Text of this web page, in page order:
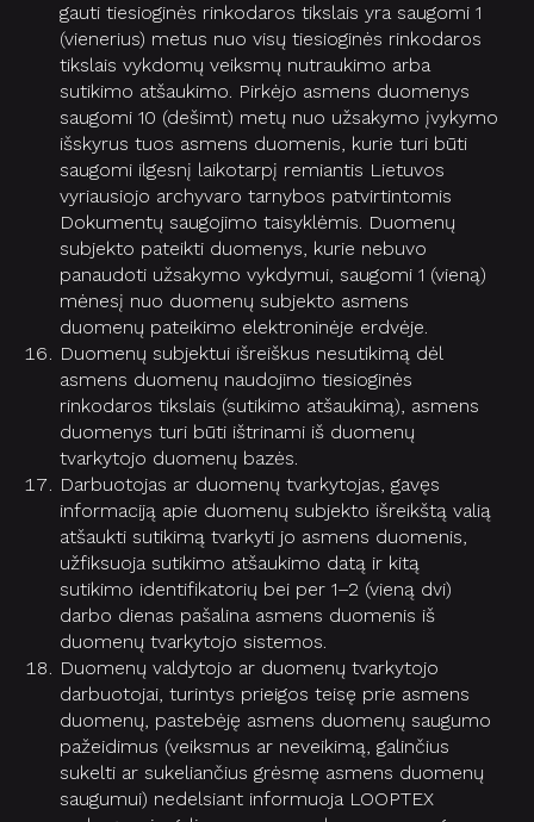
gauti tiesioginės rinkodaros tikslais yra saugomi 1
(vienerius) metus nuo visų tiesioginės rinkodaros
tikslais vykdomų veiksmų nutraukimo arba
sutikimo atšaukimo. Pirkėjo asmens duomenys
saugomi 10 (dešimt) metų nuo užsakymo įvykymo
išskyrus tuos asmens duomenis, kurie turi būti
saugomi ilgesnį laikotarpį remiantis Lietuvos
vyriausiojo archyvaro tarnybos patvirtintomis
Dokumentų saugojimo taisyklėmis. Duomenų
subjekto pateikti duomenys, kurie nebuvo
panaudoti užsakymo vykdymui, saugomi 1 (vieną)
mėnesį nuo duomenų subjekto asmens
duomenų pateikimo elektroninėje erdvėje.
Duomenų subjektui išreiškus nesutikimą dėl
asmens duomenų naudojimo tiesioginės
rinkodaros tikslais (sutikimo atšaukimą), asmens
duomenys turi būti ištrinami iš duomenų
tvarkytojo duomenų bazės.
Darbuotojas ar duomenų tvarkytojas, gavęs
informaciją apie duomenų subjekto išreikštą valią
atšaukti sutikimą tvarkyti jo asmens duomenis,
užfiksuoja sutikimo atšaukimo datą ir kitą
sutikimo identifikatorių bei per 1–2 (vieną dvi)
darbo dienas pašalina asmens duomenis iš
duomenų tvarkytojo sistemos.
Duomenų valdytojo ar duomenų tvarkytojo
darbuotojai, turintys prieigos teisę prie asmens
duomenų, pastebėję asmens duomenų saugumo
pažeidimus (veiksmus ar neveikimą, galinčius
sukelti ar sukeliančius grėsmę asmens duomenų
saugumui) nedelsiant informuoja LOOPTEX